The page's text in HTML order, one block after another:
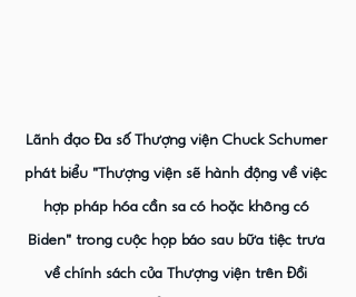
Lãnh đạo Đa số Thượng viện Chuck Schumer
phát biểu "Thượng viện sẽ hành động về việc
hợp pháp hóa cần sa có hoặc không có
Biden" trong cuộc họp báo sau bữa tiệc trưa
về chính sách của Thượng viện trên Đồi